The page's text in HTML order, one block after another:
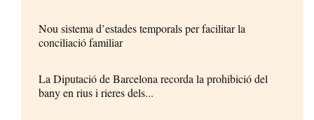
Nou sistema d’estades temporals per facilitar la
conciliació familiar
La Diputació de Barcelona recorda la prohibició del
bany en rius i rieres dels...